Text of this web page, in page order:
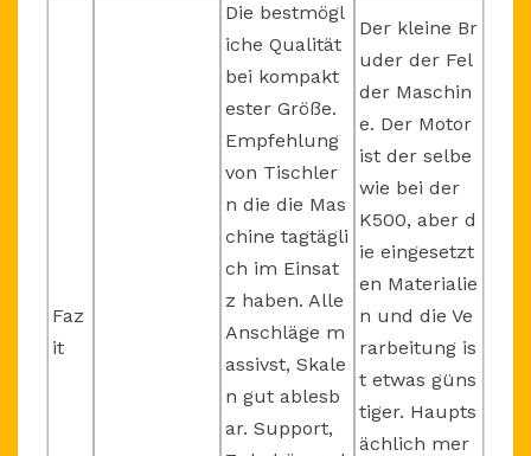
Faz
it
Die bestmögl
iche Qualität
bei kompakt
ester Größe.
Empfehlung
von Tischler
n die die Mas
chine tagtägli
ch im Einsat
z haben. Alle
Anschläge m
assivst, Skale
n gut ablesb
ar. Support,
Der kleine Br
uder der Fel
der Maschin
e. Der Motor
ist der selbe
wie bei der
K500, aber d
ie eingesetzt
en Materialie
n und die Ve
rarbeitung is
t etwas güns
tiger. Haupts
ächlich mer